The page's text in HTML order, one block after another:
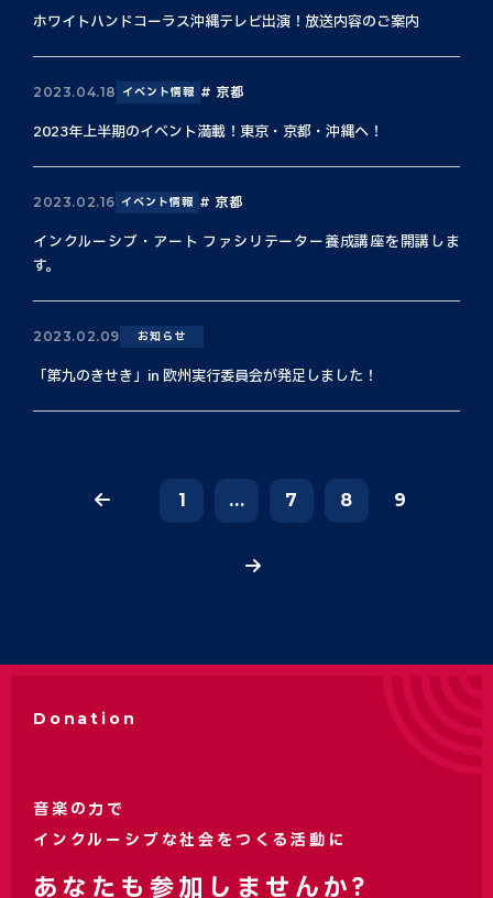
ホワイトハンドコーラス沖縄テレビ出演！放送内容のご案内
2023.04.18 イベント情報 京都
2023年上半期のイベント満載！東京・京都・沖縄へ！
2023.02.16 イベント情報 京都
インクルーシブ・アート ファシリテーター養成講座を開講しま
す。
2023.02.09 お知らせ
「第九のきせき」in 欧州実行委員会が発足しました！
1 ... 7 8 9
Donation
音楽の力で
インクルーシブな社会をつくる活動に
あなたも参加しませんか?